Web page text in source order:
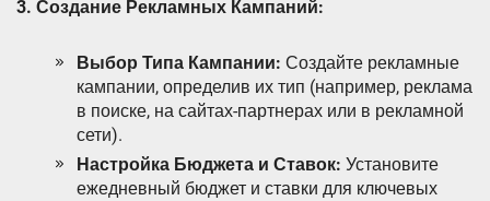
3. Создание Рекламных Кампаний:
Выбор Типа Кампании: Создайте рекламные
кампании, определив их тип (например, реклама
в поиске, на сайтах-партнерах или в рекламной
сети).
Настройка Бюджета и Ставок: Установите
ежедневный бюджет и ставки для ключевых